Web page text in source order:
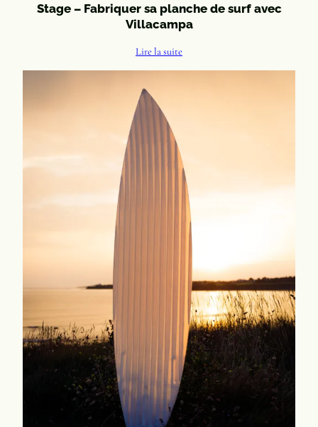
Stage – Fabriquer sa planche de surf avec
Villacampa
Lire la suite